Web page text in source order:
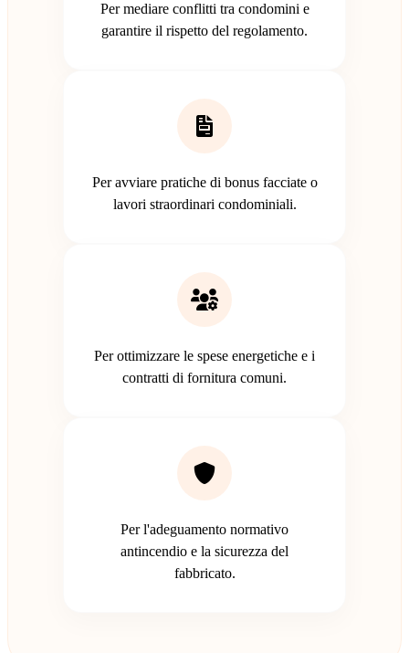
Per mediare conflitti tra condomini e
garantire il rispetto del regolamento.
Per avviare pratiche di bonus facciate o
lavori straordinari condominiali.
Per ottimizzare le spese energetiche e i
contratti di fornitura comuni.
Per l'adeguamento normativo
antincendio e la sicurezza del
fabbricato.